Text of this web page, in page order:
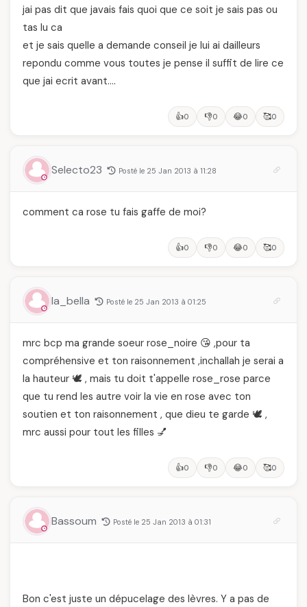
jai pas dit que javais fais quoi que ce soit je sais pas ou
tas lu ca
et je sais quelle a demande conseil je lui ai dailleurs
repondu comme vous toutes je pense il suffit de lire ce
que jai ecrit avant….
👍0 👎0 😂0 🥰0
Selecto23 Posté le 25 Jan 2013 à 11:28
comment ca rose tu fais gaffe de moi?
👍0 👎0 😂0 🥰0
la_bella Posté le 25 Jan 2013 à 01:25
mrc bcp ma grande soeur rose_noire 😘 ,pour ta
compréhensive et ton raisonnement ,inchallah je serai a
la hauteur 🕊️ , mais tu doit t'appelle rose_rose parce
que tu rend les autre voir la vie en rose avec ton
soutien et ton raisonnement , que dieu te garde 🕊️ ,
mrc aussi pour tout les filles 💅
👍0 👎0 😂0 🥰0
Bassoum Posté le 25 Jan 2013 à 01:31
Bon c'est juste un dépucelage des lèvres. Y a pas de